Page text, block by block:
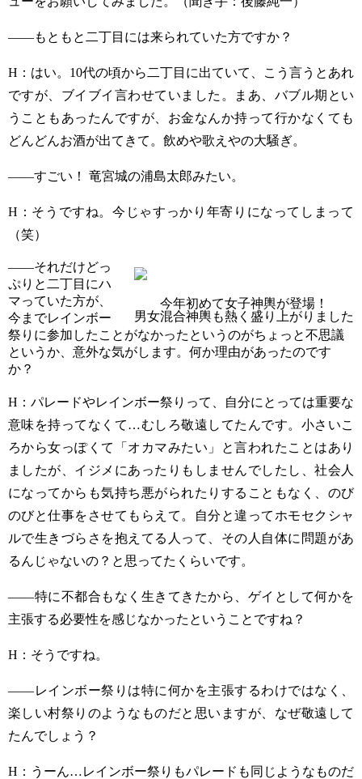
——もともと二丁目には来られていた方ですか？
H ：はい。 10代の頃から二丁目に出ていて、こう言うとあれ
ですが、ブイブイ言わせていました。まあ、バブル期とい
うこともあったんですが、お金なんか持って行かなくても
どんどんお酒が出てきて。飲めや歌えやの大騒ぎ。
——すごい！ 竜宮城の浦島太郎みたい。
H ：そうですね。今じゃすっかり年寄りになってしまって
（笑）
今年初めて女子神輿が登場！
男女混合神輿も熱く盛り上がりました
——それだけどっ
ぷりと二丁目にハ
マっていた方が、
今までレインボー
祭りに参加したことがなかったというのがちょっと不思議
というか、意外な気がします。何か理由があったのです
か？
H ：パレードやレインボー祭りって、自分にとっては重要な
意味を持ってなくて…むしろ敬遠してたんです。小さいこ
ろから女っぽくて「オカマみたい」と言われたことはあり
ましたが、イジメにあったりもしませんでしたし、社会人
になってからも気持ち悪がられたりすることもなく、のび
のびと仕事をさせてもらえて。自分と違ってホモセクシャ
ルで生きづらさを抱えてる人って、その人自体に問題があ
るんじゃないの？と思ってたくらいです。
——特に不都合もなく生きてきたから、ゲイとして何かを
主張する必要性を感じなかったということですね？
H ：そうですね。
——レインボー祭りは特に何かを主張するわけではなく、
楽しい村祭りのようなものだと思いますが、なぜ敬遠して
たんでしょう？
H ：うーん…レインボー祭りもパレードも同じようなものだ